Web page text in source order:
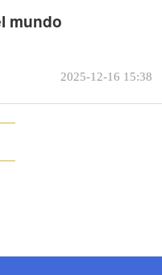
mundo
2025-12-16 15:38